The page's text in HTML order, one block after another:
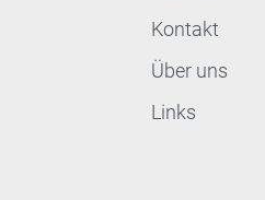
Kontakt
Über uns
Links